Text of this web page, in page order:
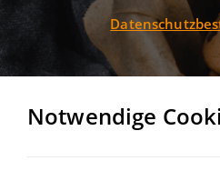
Notwendige